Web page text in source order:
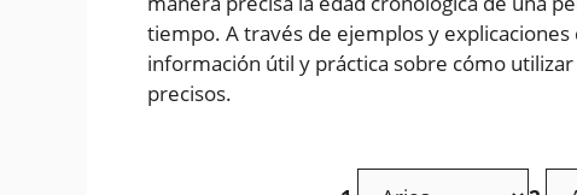
tiempo. A través de ejemplos y
información útil y práctica sobre cómo
precisos.